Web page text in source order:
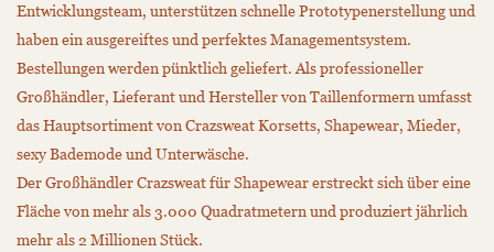
Entwicklungsteam, unterstützen schnelle Prototypenerstellung und
haben ein ausgereiftes und perfektes Managementsystem.
Bestellungen werden pünktlich geliefert. Als professioneller
Großhändler, Lieferant und Hersteller von Taillenformern umfasst
das Hauptsortiment von Crazsweat Korsetts, Shapewear, Mieder,
sexy Bademode und Unterwäsche.
Der Großhändler Crazsweat für Shapewear erstreckt sich über eine
Fläche von mehr als 3.000 Quadratmetern und produziert jährlich
mehr als 2 Millionen Stück.